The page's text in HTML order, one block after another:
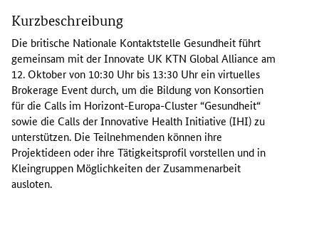
e
b
r
i
t
i
s
c
h
e
N
Kurzbeschreibung
Die britische Nationale Kontaktstelle Gesundheit führt
gemeinsam mit derInnovate UK KTN Global Alliance am
12. Oktober von 10:30 Uhr bis 13:30 Uhr ein virtuelles
Brokerage Eventdurch, um die Bildung von Konsortien
für die Calls im Horizont-Europa-Cluster “Gesundheit“
sowie die CallsderInnovative Health Initiative (IHI) zu
unterstützen. Die Teilnehmenden können ihre
Projektideen oder ihre Tätigkeitsprofil vorstellen und in
Kleingruppen Möglichkeiten der Zusammenarbeit
ausloten.